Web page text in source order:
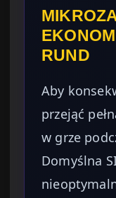
RUND
Aby
przejąć
w grze
Domyślna